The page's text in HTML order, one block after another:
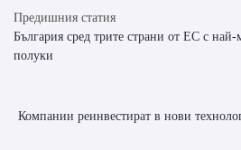
Предишния статия
България сред трите страни от ЕС с
полуки
Компании реинвестират в нови